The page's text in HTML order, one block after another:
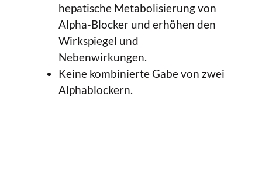
hepatische Metabolisierung von
Alpha-Blocker und erhöhen den
Wirkspiegel und
Nebenwirkungen.
Keine kombinierte Gabe von zwei
Alphablockern.